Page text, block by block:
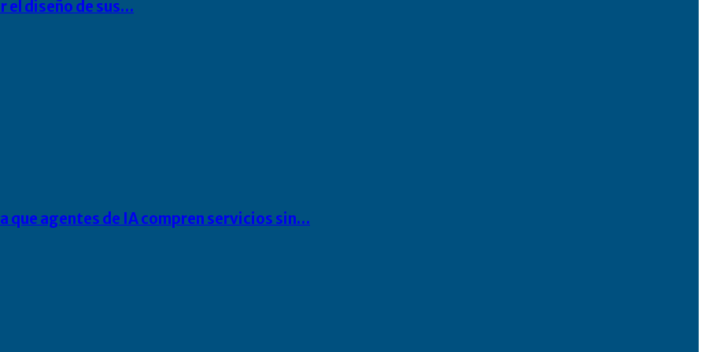
el diseño de sus…
agentes de IA compren servicios sin…